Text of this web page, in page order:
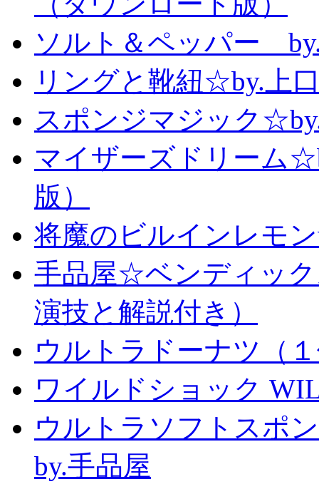
ソルト＆ペッパー
リングと靴紐☆by.上
スポンジマジック
マイザーズドリーム
版）
将魔のビルインレモ
手品屋☆ベンディッ
演技と解説付き）
ウルトラドーナツ（
ワイルドショック
ウルトラソフトスポ
by.手品屋